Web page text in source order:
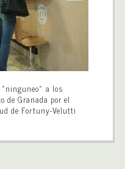
a los
de Granada por el
de Fortuny-Velutti